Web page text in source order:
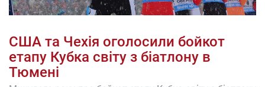
США та Чехія оголосили бойкот
етапу Кубка світу з біатлону в
Тюмені